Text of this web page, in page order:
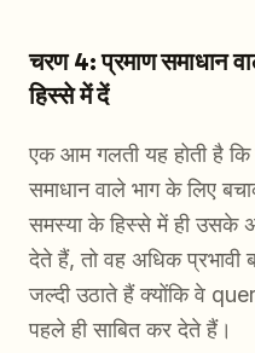
चरण 4: प्रमाण समाधान
हिस्से में दें
एक आम गलती यह होती है
समाधान वाले भाग के लिए
समस्या के हिस्से में ही उसके
देते हैं, तो वह अधिक
जल्दी उठाते हैं क्योंकि वे
पहले ही साबित कर देते हैं।